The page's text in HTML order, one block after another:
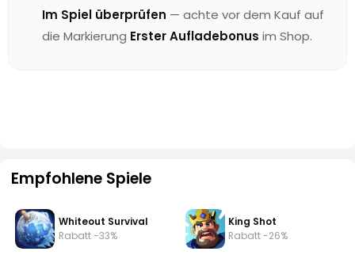
Im Spiel überprüfen — achte vor dem Kauf auf
die Markierung Erster Aufladebonus im Shop.
Empfohlene Spiele
Whiteout Survival
Rabatt -33%
King Shot
Rabatt -26%